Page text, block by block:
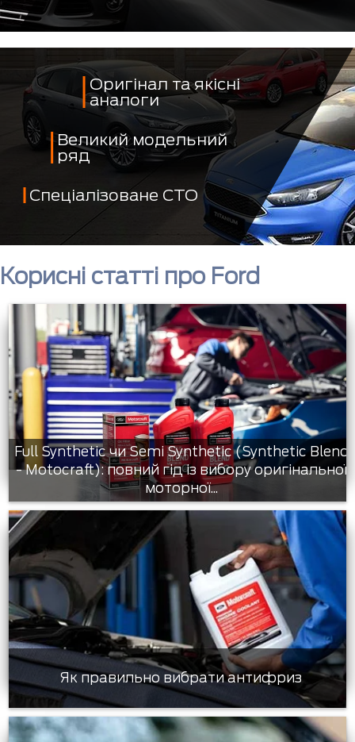
Оригінал та якісні
аналоги
Великий модельний
ряд
Спеціалізоване СТО
Корисні статті про Ford
Full Synthetic чи Semi Synthetic (Synthetic Blend
- Motocraft): повний гід із вибору оригінальної
моторної...
Як правильно вибрати антифриз